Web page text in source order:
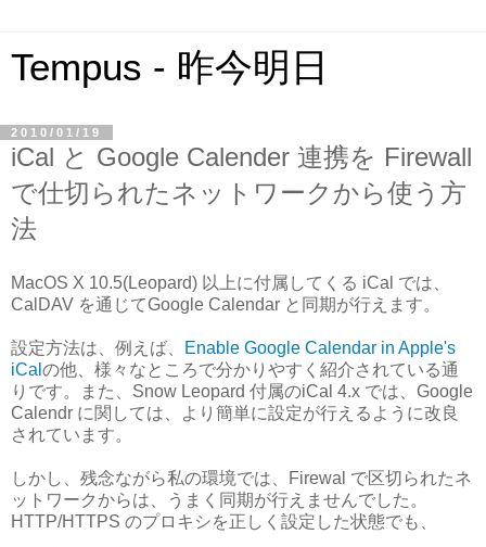
Tempus - 昨今明日
2010/01/19
iCal と Google Calender 連携を Firewall
で仕切られたネットワークから使う方
法
MacOS X 10.5(Leopard) 以上に付属してくる iCal では、
CalDAV を通じてGoogle Calendar と同期が行えます。
設定方法は、例えば、
Enable Google Calendar in Apple's
iCal の他、様々なところで分かりやすく紹介されている通
りです。また、Snow Leopard 付属のiCal 4.x では、Google
Calendr に関しては、より簡単に設定が行えるように改良
されています。
しかし、残念ながら私の環境では、Firewal で区切られたネ
ットワークからは、うまく同期が行えませんでした。
HTTP/HTTPS のプロキシを正しく設定した状態でも、